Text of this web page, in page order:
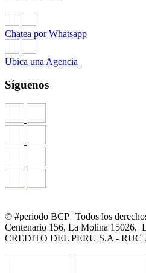
Chatea por Whatsapp
Ubica una Agencia
Síguenos
© #periodo BCP | Todos los
Centenario 156, La Molina 15026,
CREDITO DEL PERU S.A - RUC